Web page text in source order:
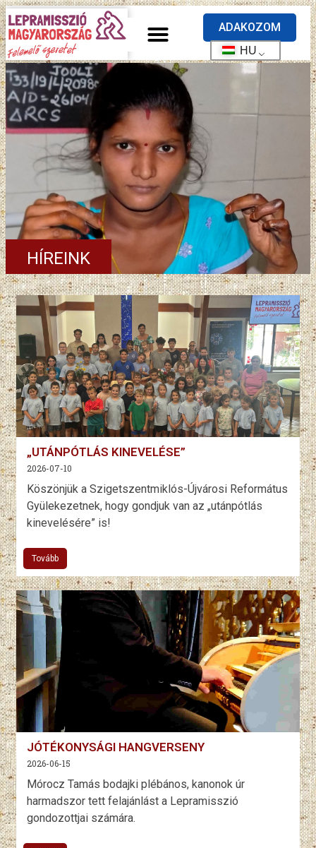
ADAKOZOM
HU
HÍREINK
„UTÁNPÓTLÁS KINEVELÉSE”
2026-07-10
Köszönjük a Szigetszentmiklós-Újvárosi Református
Gyülekezetnek, hogy gondjuk van az „utánpótlás
kinevelésére” is!
Tovább
JÓTÉKONYSÁGI HANGVERSENY
2026-06-15
Mórocz Tamás bodajki plébános, kanonok úr
harmadszor tett felajánlást a Lepramisszió
gondozottjai számára.